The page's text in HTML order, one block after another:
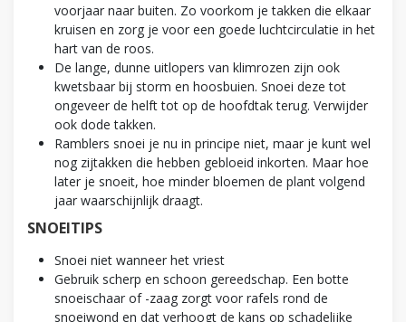
voorjaar naar buiten. Zo voorkom je takken die elkaar
kruisen en zorg je voor een goede luchtcirculatie in het
hart van de roos.
De lange, dunne uitlopers van klimrozen zijn ook
kwetsbaar bij storm en hoosbuien. Snoei deze tot
ongeveer de helft tot op de hoofdtak terug. Verwijder
ook dode takken.
Ramblers snoei je nu in principe niet, maar je kunt wel
nog zijtakken die hebben gebloeid inkorten. Maar hoe
later je snoeit, hoe minder bloemen de plant volgend
jaar waarschijnlijk draagt.
SNOEITIPS
Snoei niet wanneer het vriest
Gebruik scherp en schoon gereedschap. Een botte
snoeischaar of -zaag zorgt voor rafels rond de
snoeiwond en dat verhoogt de kans op schadelijke